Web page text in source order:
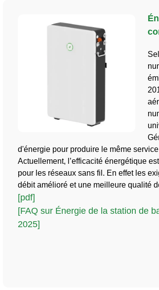
d'énergie pour produire le même
Actuellement, l’efficacité énergétique
pour les réseaux sans fil. En effet les
débit amélioré et une meilleure qualité
[pdf]
[FAQ sur Énergie de la station de
2025]